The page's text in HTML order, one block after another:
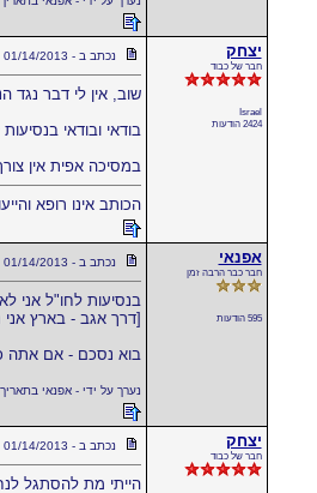
יצחק
חבר של כבוד
Israel
2424 הודעות
נכתב ב - 01/14/2013 : 09:49:35
שוב, אין לי דבר
בודאי ובודאי
במסיכה אפית אין
הכותב אינו רופא
אפנאי
חבר כבר הרבה זמן
595 הודעות
נכתב ב - 01/14/2013 : 14:31:49
בנסיעות לחו"ל אני
[דרך אגב - בארץ
בוא נסכם - אם אתה
נערך על ידי - אפנאי בתאריך 01/14/2013 14:32:14
יצחק
חבר של כבוד
נכתב ב - 01/14/2013 : 19:38:37
הייתי מת להסתגל